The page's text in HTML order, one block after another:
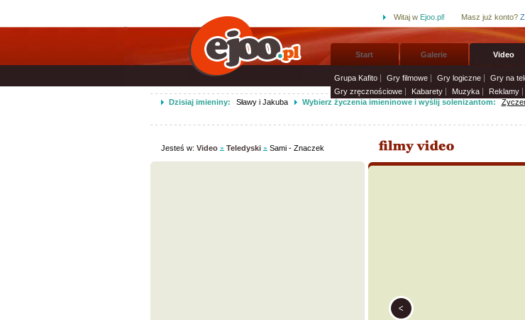
Witaj w Ejoo.pl! Masz już konto?
Start Galerie Video
Grupa Kafito Gry filmowe Gry logiczne Gry na
Gry zręcznościowe
Kabarety Muzyka Reklamy
Dzisiaj imieniny: Sławy i Jakuba Wybierz życzenia imieninowe i wyślij solenizantom:
Jesteś w: Video Teledyski Sami - Znaczek